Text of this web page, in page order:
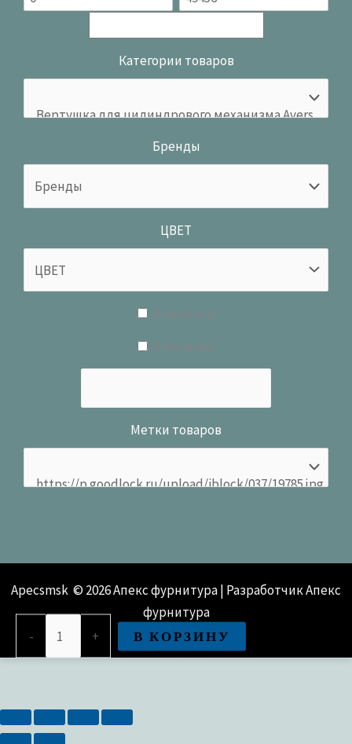
Категории товаров
Бренды
ЦВЕТ
Метки товаров
Apecsmsk © 2026 Апекс фурнитура | Разработчик Апекс
фурнитура
-
+ В КОРЗИНУ